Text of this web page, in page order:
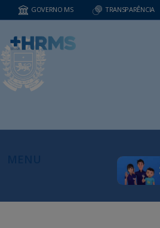
GOVERNO MS TRANSPARÊNCIA